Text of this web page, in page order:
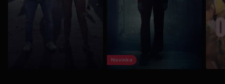
Novinka